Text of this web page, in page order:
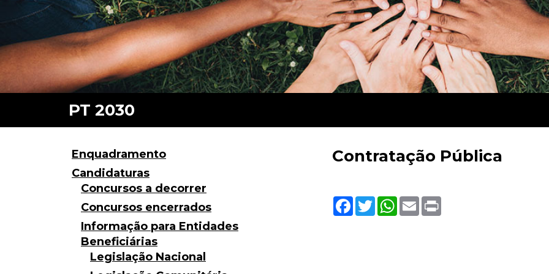
Contratação Pública
Facebook
TwitterWhatsApp
Email
Enquadramento
Candidaturas
Concursos a decorrer
Concursos encerrados
Informação para Entidades
Beneficiárias
Legislação Nacional